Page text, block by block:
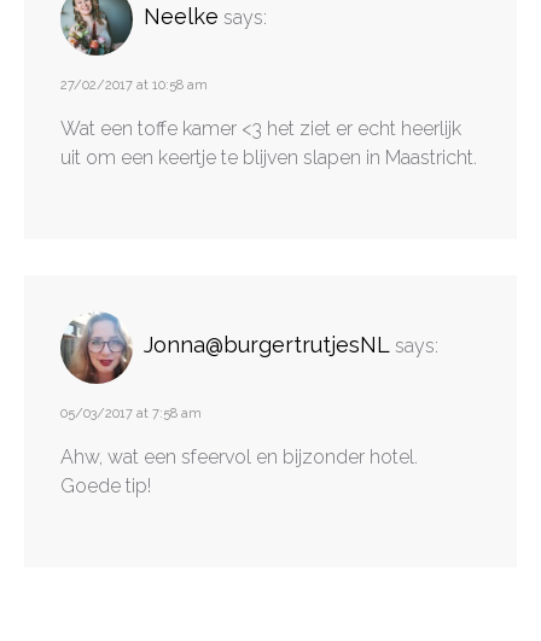
Neelke says:
27/02/2017 at 10:58 am
Wat een toffe kamer <3 het ziet er echt heerlijk
uit om een keertje te blijven slapen in Maastricht.
Jonna@burgertrutjesNL says:
05/03/2017 at 7:58 am
Ahw, wat een sfeervol en bijzonder hotel.
Goede tip!